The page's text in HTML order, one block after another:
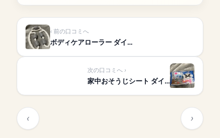
前の口コミへ
ボディケアローラー ダイ…
次の口コミへ
家中おそうじシート ダイ…